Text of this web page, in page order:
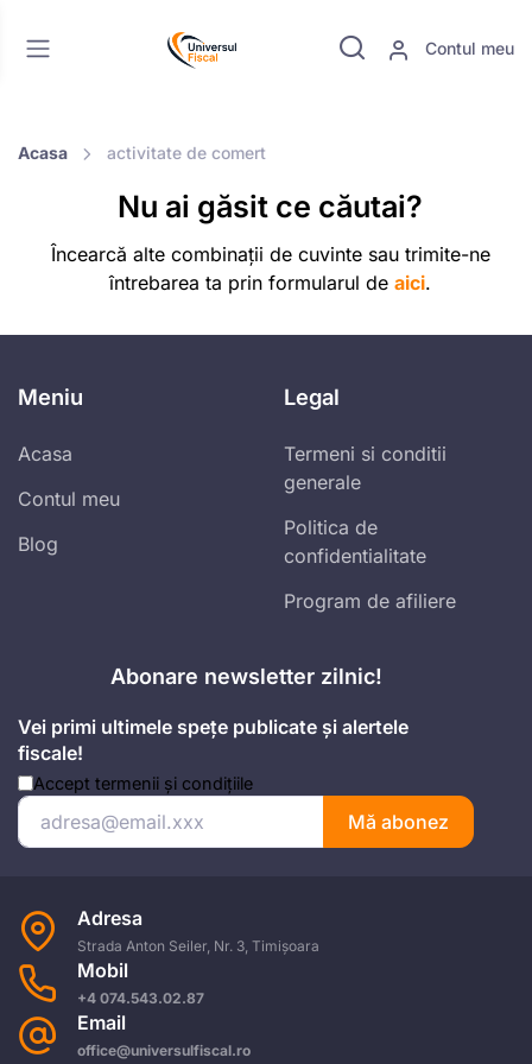
Contul meu
Acasa activitate de comert
Nu ai găsit ce căutai?
Încearcă alte combinații de cuvinte sau trimite-ne
întrebarea ta prin formularul de aici.
Meniu
Acasa
Contul meu
Blog
Legal
Termeni si conditii
generale
Politica de
confidentialitate
Program de afiliere
Abonare newsletter zilnic!
Vei primi ultimele spețe publicate și alertele
fiscale!
Accept termenii și condițiile
Mă abonez
Adresa
Strada Anton Seiler, Nr. 3, Timișoara
Mobil
+4 074.543.02.87
Email
office@universulfiscal.ro